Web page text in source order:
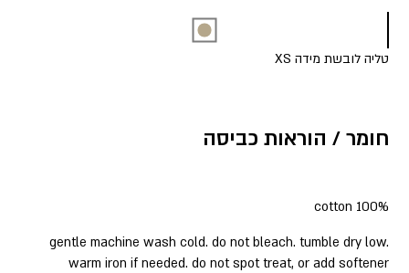
טליה לובשת מידה XS
חומר / הוראות כביסה
100% cotton
gentle machine wash cold. do not bleach. tumble dry low.
warm iron if needed. do not spot treat, or add softener